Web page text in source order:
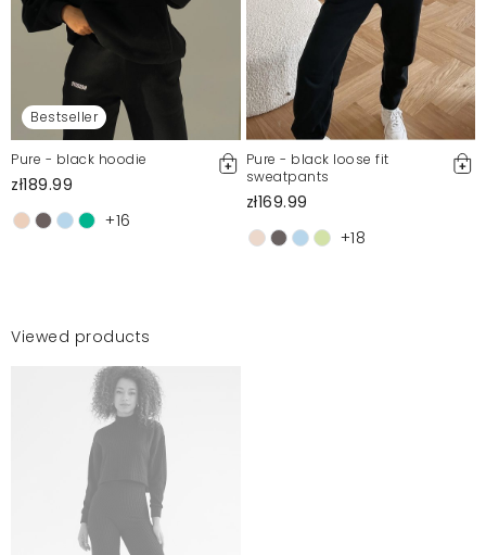
Bestseller
Pure - black hoodie
zł189.99
+16
Pure - black loose fit
sweatpants
zł169.99
+18
Viewed products